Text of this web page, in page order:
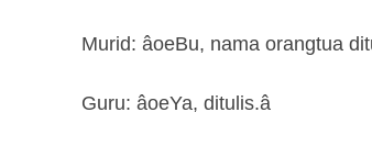
Murid: âoeBu, nama orangtua
Guru: âoeYa, ditulis.â